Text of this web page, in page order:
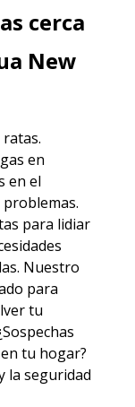
cerca
New
en
en el
para lidiar
Nuestro
para
tu
tu hogar?
la seguridad